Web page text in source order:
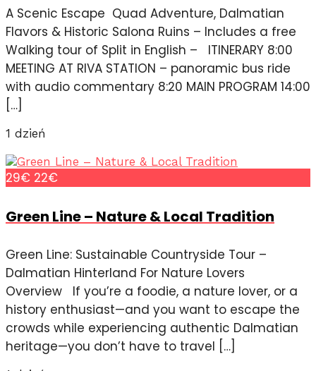
A Scenic Escape Quad Adventure, Dalmatian
Flavors & Historic Salona Ruins – Includes a free
Walking tour of Split in English – ITINERARY 8:00
MEETING AT RIVA STATION – panoramic bus ride
with audio commentary 8:20 MAIN PROGRAM 14:00
[…]
1 dzień
29€ 22€
Green Line – Nature & Local Tradition
Green Line: Sustainable Countryside Tour –
Dalmatian Hinterland For Nature Lovers
Overview If you’re a foodie, a nature lover, or a
history enthusiast—and you want to escape the
crowds while experiencing authentic Dalmatian
heritage—you don’t have to travel […]